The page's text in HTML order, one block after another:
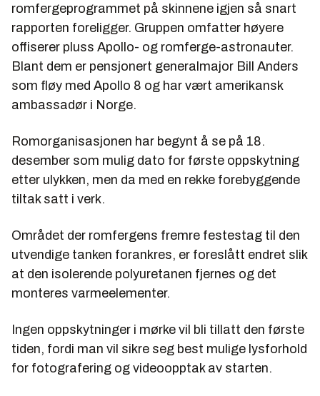
romfergeprogrammet på skinnene igjen så snart
rapporten foreligger. Gruppen omfatter høyere
offiserer pluss Apollo- og romferge-astronauter.
Blant dem er pensjonert generalmajor Bill Anders
som fløy med Apollo 8 og har vært amerikansk
ambassadør i Norge.
Romorganisasjonen har begynt å se på 18.
desember som mulig dato for første oppskytning
etter ulykken, men da med en rekke forebyggende
tiltak satt i verk.
Området der romfergens fremre festestag til den
utvendige tanken forankres, er foreslått endret slik
at den isolerende polyuretanen fjernes og det
monteres varmeelementer.
Ingen oppskytninger i mørke vil bli tillatt den første
tiden, fordi man vil sikre seg best mulige lysforhold
for fotografering og videoopptak av starten.